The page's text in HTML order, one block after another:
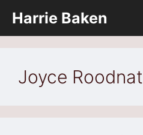
naar
de
Harrie Baken
Joyce Roodnat